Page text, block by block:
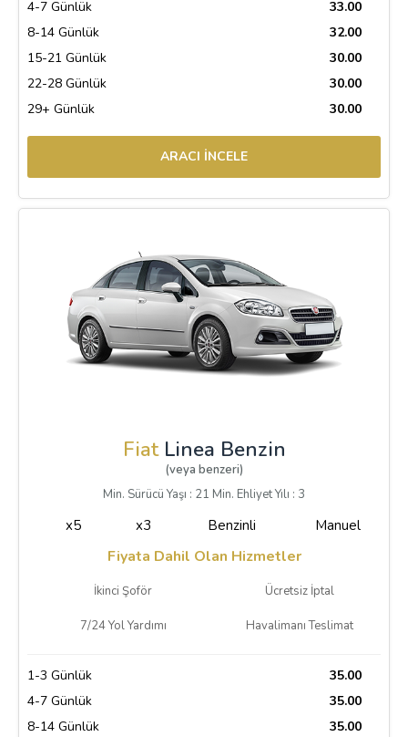
4-7 Günlük
33.00
8-14 Günlük
32.00
15-21 Günlük
30.00
22-28 Günlük
30.00
29+ Günlük
30.00
ARACI İNCELE
FiatLinea Benzin
(veya benzeri)
Min. Sürücü Yaşı : 21 Min. Ehliyet Yılı : 3
x5 x3 Benzinli Manuel
Fiyata Dahil Olan Hizmetler
İkinci Şoför Ücretsiz İptal
7/24 Yol Yardımı Havalimanı Teslimat
1-3 Günlük
35.00
4-7 Günlük
35.00
8-14 Günlük
35.00